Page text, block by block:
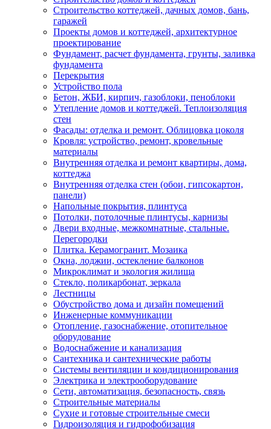
Строительство коттеджей, дачных домов, бань,
гаражей
Проекты домов и коттеджей, архитектурное
проектирование
Фундамент, расчет фундамента, грунты, заливка
фундамента
Перекрытия
Устройство пола
Бетон, ЖБИ, кирпич, газоблоки, пеноблоки
Утепление домов и коттеджей. Теплоизоляция
стен
Фасады: отделка и ремонт. Облицовка цоколя
Кровля: устройство, ремонт, кровельные
материалы
Внутренняя отделка и ремонт квартиры, дома,
коттеджа
Внутренняя отделка стен (обои, гипсокартон,
панели)
Напольные покрытия, плинтуса
Потолки, потолочные плинтусы, карнизы
Двери входные, межкомнатные, стальные.
Перегородки
Плитка. Керамогранит. Мозаика
Окна, лоджии, остекление балконов
Микроклимат и экология жилища
Стекло, поликарбонат, зеркала
Лестницы
Обустройство дома и дизайн помещений
Инженерные коммуникации
Отопление, газоснабжение, отопительное
оборудование
Водоснабжение и канализация
Сантехника и сантехнические работы
Системы вентиляции и кондиционирования
Электрика и электрооборудование
Сети, автоматизация, безопасность, связь
Строительные материалы
Сухие и готовые строительные смеси
Гидроизоляция и гидрофобизация